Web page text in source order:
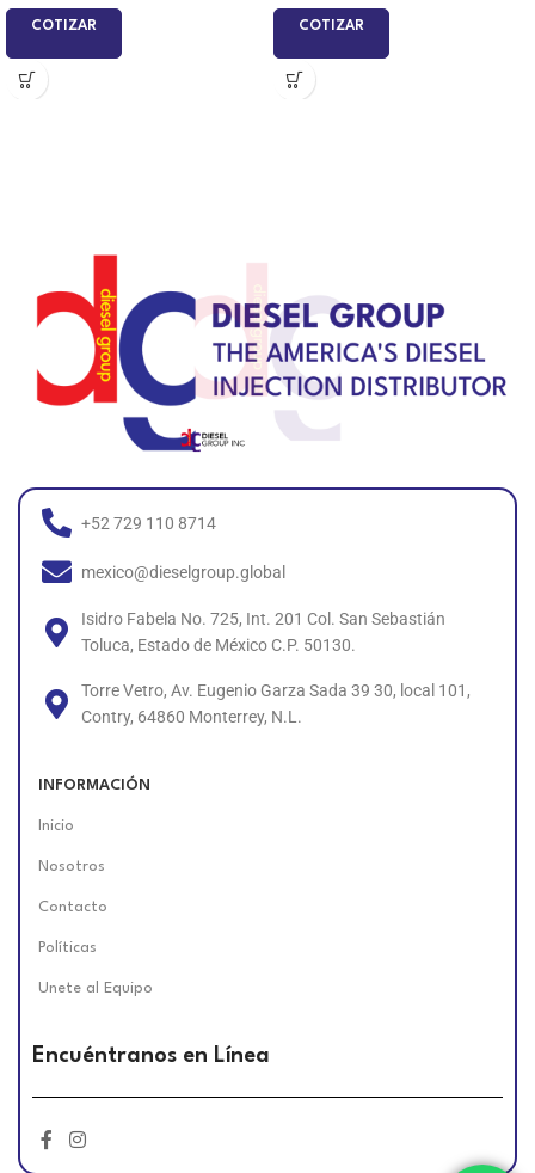
COTIZAR COTIZAR
+52 729 110 8714
mexico@dieselgroup.global
Isidro Fabela No. 725, Int. 201 Col. San Sebastián
Toluca, Estado de México C.P. 50130.
Torre Vetro, Av. Eugenio Garza Sada 39 30, local 101,
Contry, 64860 Monterrey, N.L.
INFORMACIÓN
Inicio
Nosotros
Contacto
Políticas
Unete al Equipo
Encuéntranos en Línea